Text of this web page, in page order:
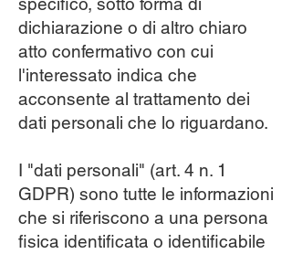
dichiarazione o di altro chiaro
atto confermativo con cui
l'interessato indica che
acconsente al trattamento dei
dati personali che lo riguardano.
I "dati personali" (art. 4 n. 1
GDPR) sono tutte le informazioni
che si riferiscono a una persona
fisica identificata o identificabile